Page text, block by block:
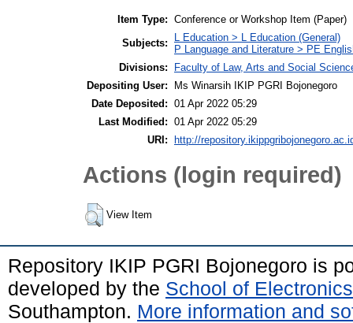
Item Type: Conference or Workshop Item (Paper)
Subjects:
L Education > L Education (General)
P Language and Literature > PE
Divisions:
Faculty of Law, Arts and Social
Depositing User:
Ms Winarsih IKIP PGRI Bojonegoro
Date Deposited: 01 Apr 2022 05:29
Last Modified: 01 Apr 2022 05:29
URI:
http://
Actions (login required)
View Item
Repository IKIP PGRI Bojonegoro is
developed by the School of
Southampton. More information and